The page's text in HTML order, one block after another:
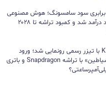
جهش ۱۹ برابری سود سامسونگ؛ هوش مصنوعی
موتور رشد درآمد شد و کمبود تراشه تا ۲۰۲۸
ردمی K100 با تیزر رسمی رونمایی شد؛ ورود
«پادشاه شیاطین» با تراشه Snapdragon و باتری